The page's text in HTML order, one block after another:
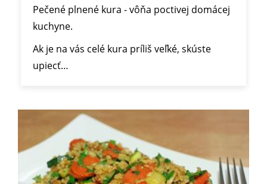
Pečené plnené kura - vôňa poctivej domácej
kuchyne.
Ak je na vás celé kura príliš veľké, skúste
upiecť…